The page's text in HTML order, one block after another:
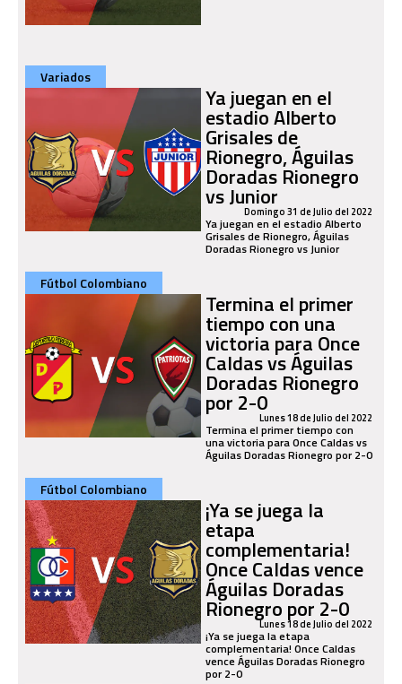
Variados
Ya juegan en el
estadio Alberto
Grisales de
Rionegro, Águilas
Doradas Rionegro
vs JuniorDomingo 31 de Julio del 2022
Ya juegan en el estadio Alberto
Grisales de Rionegro, Águilas
Doradas Rionegro vs Junior
Fútbol Colombiano
Termina el primer
tiempo con una
victoria para Once
Caldas vs Águilas
Doradas Rionegro
por 2-0Lunes 18 de Julio del 2022
Termina el primer tiempo con
una victoria para Once Caldas vs
Águilas Doradas Rionegro por 2-0
Fútbol Colombiano
¡Ya se juega la
etapa
complementaria!
Once Caldas vence
Águilas Doradas
Rionegro por 2-0
Lunes 18 de Julio del 2022
¡Ya se juega la etapa
complementaria! Once Caldas
vence Águilas Doradas Rionegro
por 2-0